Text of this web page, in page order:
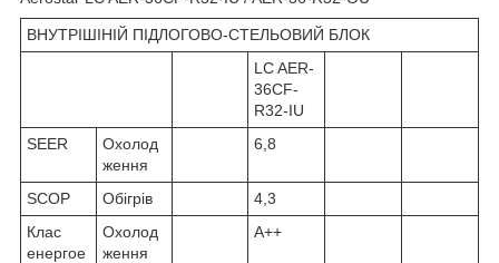
ВНУТРІШІНІЙ ПІДЛОГОВО-СТЕЛЬОВИЙ БЛОК
LC AER-
36CF-
R32-IU
SEER
Охолод
ження
6,8
SCOP Обігрів
4,3
Клас
енергое
Охолод
ження
A++